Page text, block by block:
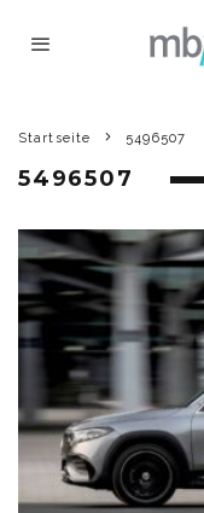
Startseite 5496507
5496507